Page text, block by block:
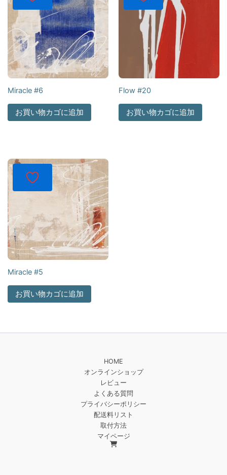
Miracle #6
お買い物カゴに追加
Flow #20
お買い物カゴに追加
Miracle #5
お買い物カゴに追加
HOME
オンラインショップ
レビュー
よくある質問
プライバシーポリシー
配送料リスト
取付方法
マイページ